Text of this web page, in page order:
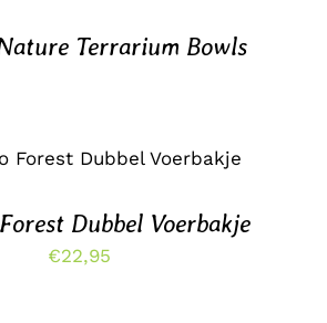
Terrarium Bowls
/
Dubbel Voerbakje
€22,95